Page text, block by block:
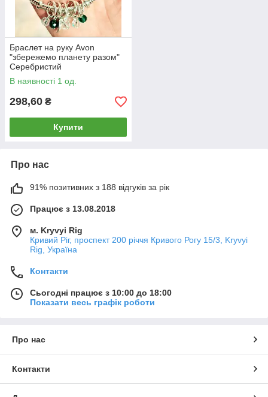
Браслет на руку Avon
"збережемо планету разом"
Серебристий
В наявності 1 од.
298,60 ₴
Купити
Про нас
91% позитивних з 188 відгуків за рік
Працює з 13.08.2018
м. Kryvyi Rig
Кривий Ріг, проспект 200 річчя Кривого Рогу 15/3, Kryvyi
Rig, Україна
Контакти
Сьогодні працює з 10:00 до 18:00
Показати весь графік роботи
Про нас
Контакти